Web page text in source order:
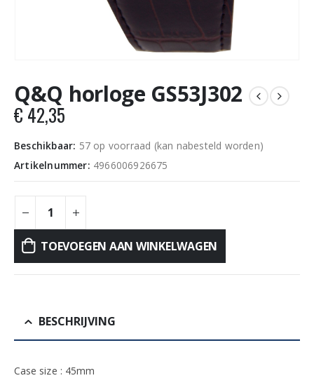
Q&Q horloge GS53J302
€ 42,35
Beschikbaar: 57 op voorraad (kan nabesteld worden)
Artikelnummer: 4966006926675
TOEVOEGEN AAN WINKELWAGEN
BESCHRIJVING
Case size : 45mm